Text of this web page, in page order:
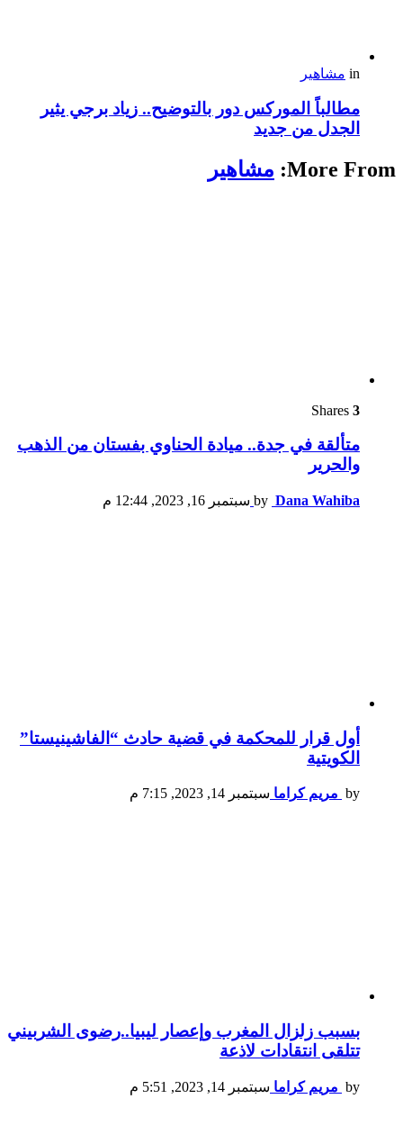
in مشاهير
مطالباً الموركس دور بالتوضيح.. زياد برجي يثير
الجدل من جديد
More From: مشاهير
3
متألقة في جدة.. ميادة الحناوي بفستان من الذهب
والحرير
by Dana Wahiba سبتمبر 16, 2023, 12:44 م
أول قرار للمحكمة في قضية حادث “الفاشينيستا”
الكويتية
by مريم كراما سبتمبر 14, 2023, 7:15 م
بسبب زلزال المغرب وإعصار ليبيا..رضوى الشربيني
تتلقى انتقادات لاذعة
by مريم كراما سبتمبر 14, 2023, 5:51 م